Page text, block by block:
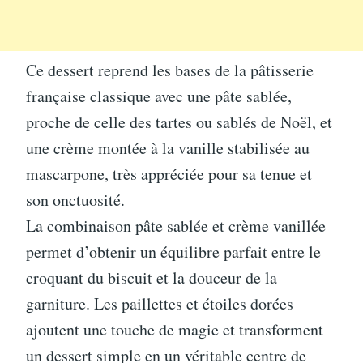
Ce dessert reprend les bases de la pâtisserie
française classique avec une pâte sablée,
proche de celle des tartes ou sablés de Noël, et
une crème montée à la vanille stabilisée au
mascarpone, très appréciée pour sa tenue et
son onctuosité.
La combinaison pâte sablée et crème vanillée
permet d’obtenir un équilibre parfait entre le
croquant du biscuit et la douceur de la
garniture. Les paillettes et étoiles dorées
ajoutent une touche de magie et transforment
un dessert simple en un véritable centre de